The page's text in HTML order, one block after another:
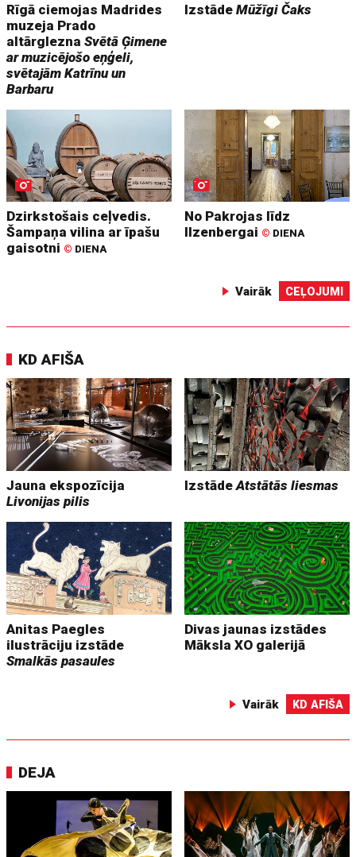
Rīgā ciemojas Madrides
muzeja Prado
altārgleznaSvētā Ģimene
ar muzicējošo eņģeli,
svētajām Katrīnu un
Barbaru
IzstādeMūžīgi Čaks
Dzirkstošais ceļvedis.
Šampaņa vilina ar īpašu
gaisotni © DIENA
No Pakrojas līdz
Ilzenbergai © DIENA
Vairāk CEĻOJUMI
KD AFIŠA
Jauna ekspozīcija
Livonijas pilis
IzstādeAtstātās liesmas
Anitas Paegles
ilustrāciju izstāde
Smalkās pasaules
Divas jaunas izstādes
Māksla XO galerijā
Vairāk KD AFIŠA
DEJA